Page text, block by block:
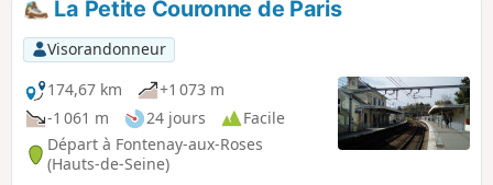
La Petite Couronne de Paris
Visorandonneur
174,67 km
+1 073 m
-1 061 m
24 jours
Facile
Départ à Fontenay-aux-Roses
(Hauts-de-Seine)